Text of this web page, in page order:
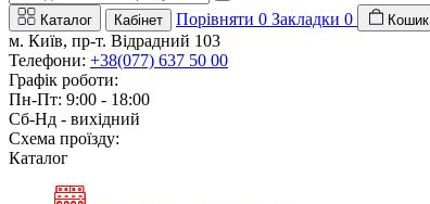
Каталог Кабінет Порівняти 0 Закладки 0 Кошик
м. Київ, пр-т. Відрадний 103
Телефони: +38(077) 637 50 00
Графік роботи:
Пн-Пт: 9:00 - 18:00
Сб-Нд - вихідний
Схема проїзду:
Каталог